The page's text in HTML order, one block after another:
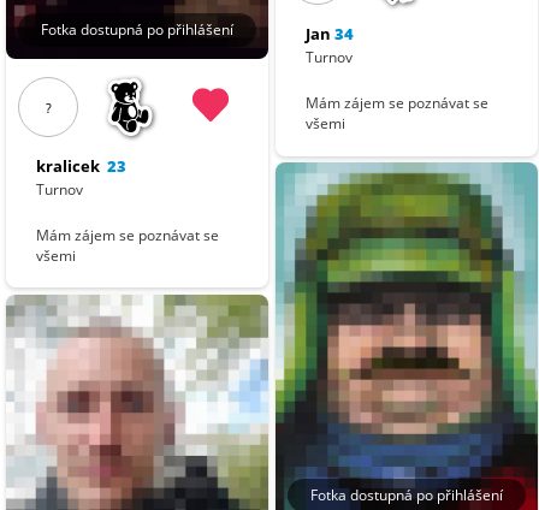
Fotka dostupná po přihlášení
?
kralicek 23
Turnov
Mám zájem se poznávat se
všemi
Jan 34
Turnov
Mám zájem se poznávat se
všemi
Fotka dostupná po přihlášení